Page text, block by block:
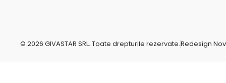
r
© 2026 GIVASTAR SRL. Toate drepturile rezervate.Redesign